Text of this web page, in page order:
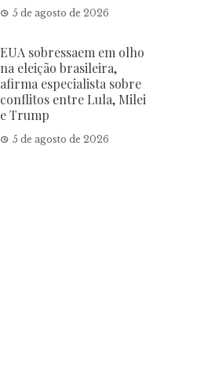
5 de agosto de 2026
EUA sobressaem em olho
na eleição brasileira,
afirma especialista sobre
conflitos entre Lula, Milei
e Trump
5 de agosto de 2026